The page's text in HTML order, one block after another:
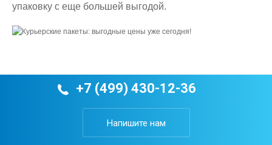
упаковку с еще большей выгодой.
+7 (499) 430-12-36
Напишите нам